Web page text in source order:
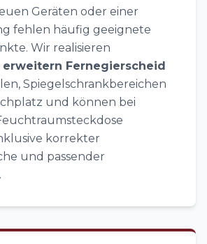
Geräten oder einer
fehlen häufig geeignete
Wir realisieren
erweitern Fernegierscheid
Spiegelschrankbereichen
und können bei
korrekter
und passender